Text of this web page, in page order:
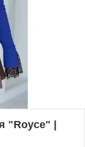
"Royce" |